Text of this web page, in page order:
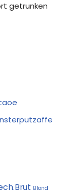
getrunken
Blond